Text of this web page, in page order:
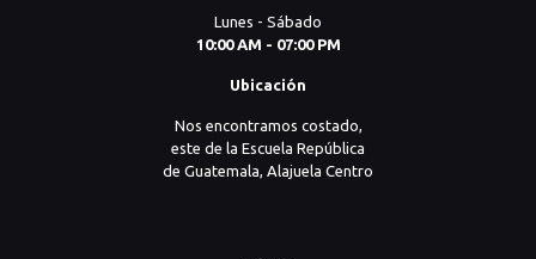
Lunes - Sábado
10:00 AM - 07:00 PM
Ubicación
Nos encontramos costado,
este de la Escuela República
de Guatemala, Alajuela Centro